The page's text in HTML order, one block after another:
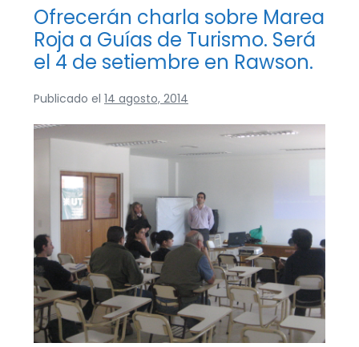
Marea
Roja
informa
sobre
presencia
de
Tamarense
muestras
de
fitoplancton.
Ofrecerán charla sobre Marea
Roja a Guías de Turismo. Será
el 4 de setiembre en Rawson.
Publicado el 14 agosto, 2014
Ofrecerán
sobre
Marea
a
Guías
de
Turismo.
Será